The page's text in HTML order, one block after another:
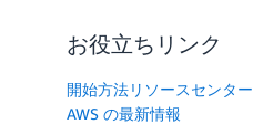
お役立ちリンク
開始方法リソースセンター
AWS の最新情報